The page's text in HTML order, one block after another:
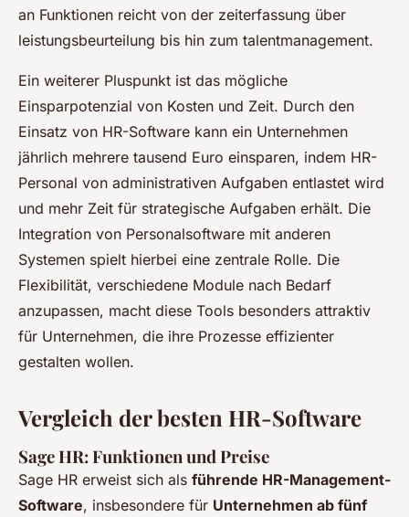
an Funktionen reicht von der zeiterfassung über
leistungsbeurteilung bis hin zum talentmanagement.
Ein weiterer Pluspunkt ist das mögliche
Einsparpotenzial von Kosten und Zeit. Durch den
Einsatz von HR-Software kann ein Unternehmen
jährlich mehrere tausend Euro einsparen, indem HR-
Personal von administrativen Aufgaben entlastet wird
und mehr Zeit für strategische Aufgaben erhält. Die
Integration von Personalsoftware mit anderen
Systemen spielt hierbei eine zentrale Rolle. Die
Flexibilität, verschiedene Module nach Bedarf
anzupassen, macht diese Tools besonders attraktiv
für Unternehmen, die ihre Prozesse effizienter
gestalten wollen.
Vergleich der besten HR-Software
Sage HR: Funktionen und Preise
Sage HR erweist sich als führende HR-Management-
Software, insbesondere für Unternehmen ab fünf